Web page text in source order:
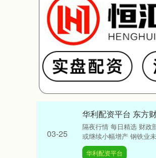
华利配资平台 东方
隔夜行情 每日精选 财政
或继续小幅增产 钢铁业
华利配资平台
03-25